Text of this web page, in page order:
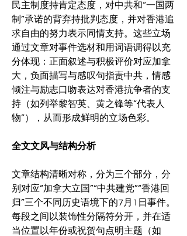
民主制度持肯定态度，对中共和“一国两
制”承诺的背弃持批判态度，并对香港追
求自由的努力表示同情支持。这些立场
通过文章对事件选材和用词语调得以充
分体现：正面叙述与积极评价对应加拿
大，负面描写与感叹句指责中共，情感
倾注与励志口吻表达对香港抗争者的支
持（如列举黎智英、黄之锋等“代表人
物”），从而形成鲜明的立场色彩。
全文文风与结构分析
文章结构清晰对称，分为三个部分，分
别对应“加拿大立国”“中共建党”“香港回
归”三个不同历史语境下的7月1日事件。
每段之间以装饰性分隔符分开，并在适
当位置以年份或祝贺句点明主题（如